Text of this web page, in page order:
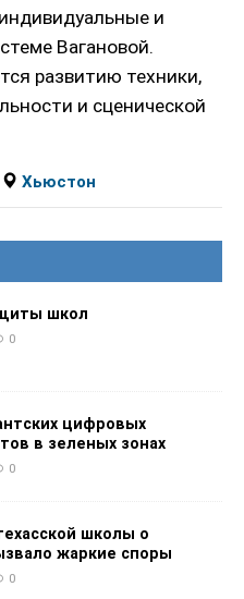
и
Вагановой.
развитию техники,
и сценической
Хьюстон
школ
0
цифровых
в зеленых зонах
0
школы о
жаркие споры
0